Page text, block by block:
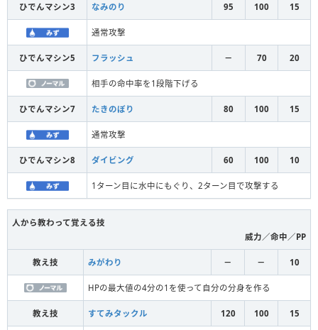
ひでんマシン3 なみのり 95 100 15
通常攻撃
ひでんマシン5 フラッシュ － 70 20
相手の命中率を1段階下げる
ひでんマシン7 たきのぼり 80 100 15
通常攻撃
ひでんマシン8 ダイビング 60 100 10
1ターン目に水中にもぐり、2ターン目で攻撃する
人から教わって覚える技
威力／命中／PP
教え技 みがわり － － 10
HPの最大値の4分の1を使って自分の分身を作る
教え技 すてみタックル 120 100 15